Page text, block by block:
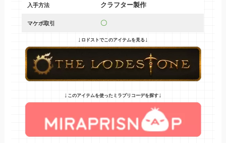
入手方法 クラフター製作
マケボ取引 〇
↓ ロドストでこのアイテムを見る↓
↓ このアイテムを使ったミラプリコーデを探す↓